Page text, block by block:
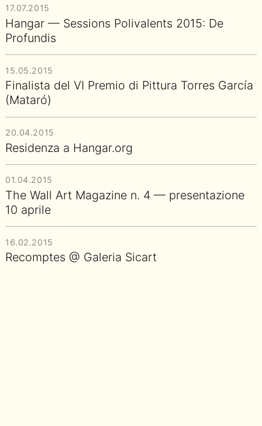
17.07.2015
Hangar — Sessions Polivalents 2015: De
Profundis
15.05.2015
Finalista del VI Premio di Pittura Torres García
(Mataró)
20.04.2015
Residenza a Hangar.org
01.04.2015
The Wall Art Magazine n. 4 — presentazione
10 aprile
16.02.2015
Recomptes @ Galeria Sicart